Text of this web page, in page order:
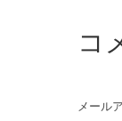
コ
メール